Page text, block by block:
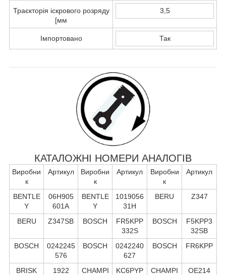
Траєкторія іскрового розряду
[мм
3,5
Імпортовано Так
КАТАЛОЖНІ НОМЕРИ АНАЛОГІВ
Виробни
к
Артикул
Виробни
к
Артикул
Виробни
к
Артикул
BENTLE
Y
06H905
601A
BENTLE
Y
1019056
31H
BERU Z347
BERU Z347SB BOSCH
FR5KPP
332S
BOSCH
F5KPP3
32SB
BOSCH
0242245
576
BOSCH
0242240
627
BOSCH FR6KPP
BRISK 1922
CHAMPI
KC6PYP
CHAMPI
OE214